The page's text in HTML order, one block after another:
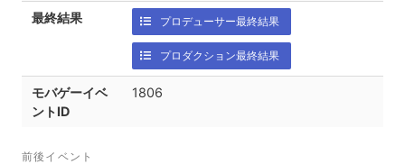
最終結果 プロデューサー最終結果
プロダクション最終結果
モバゲーイベ
ントID
1806
前後イベント